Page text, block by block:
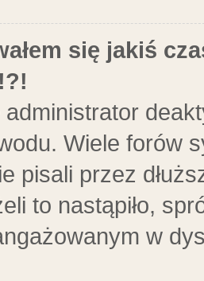
się jakiś
Wiele forów
pisali przez
to nastąpiło,
w